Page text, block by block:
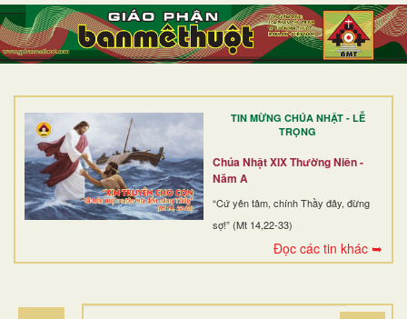
TIN MỪNG CHÚA NHẬT - LỄ
TRỌNG
Chúa Nhật XIX Thường Niên -
Năm A
“Cứ yên tâm, chính Thầy đây, đừng
sợ!” (Mt 14,22-33)
Đọc các tin khác ➥
TRANG NHẤT
GIỚI THIỆU
DÒNG TU
BAN MỤC VỤ
ĐOÀN THỂ CG
ĐIỂM HÀNH HƯƠNG